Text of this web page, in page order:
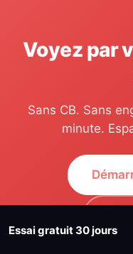
Voyez par
Sans CB. Sans
minute.
Essai gratuit 30 jours